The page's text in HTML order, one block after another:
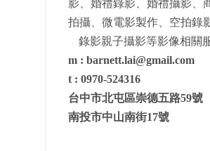
影、婚禮錄影、婚禮攝影、
拍攝、微電影製作、空拍錄
錄影親子攝影等影像相關
m : barnett.lai@gmail.com
t : 0970-524316
台中市北屯區崇德五路59號
南投市中山南街17號